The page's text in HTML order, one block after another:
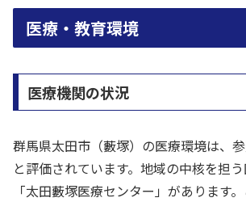
医療・教育環境
医療機関の状況
群馬県太田市（藪塚）の医療環境は、
と評価されています。地域の中核を担
「太田藪塚医療センター」があります。